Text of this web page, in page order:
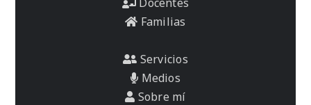
Familias
Servicios
Medios
Sobre mí